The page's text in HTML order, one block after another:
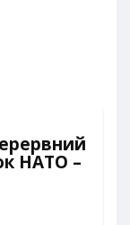
НАТО –